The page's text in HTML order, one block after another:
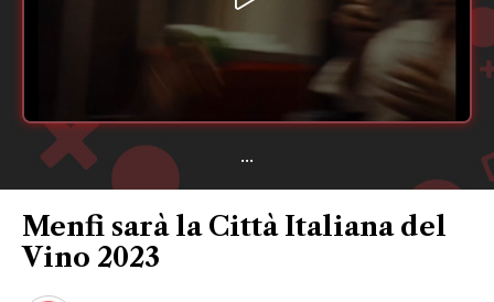
...
Menfi sarà la Città Italiana del
Vino 2023